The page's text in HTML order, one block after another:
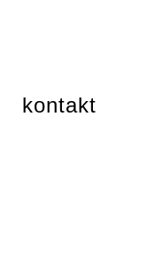
kontakt